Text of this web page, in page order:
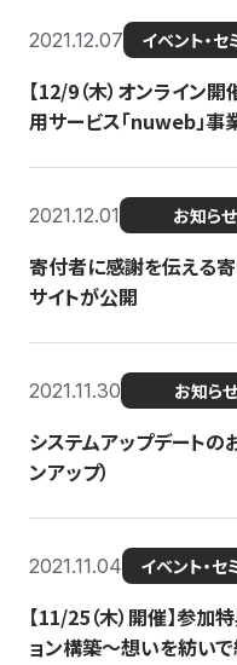
2021.12.07 イベント・セ
【12/9（木）オンライン
用サービス「nuweb」事
2021.12.01 お知らせ
寄付者に感謝を伝える
サイトが公開
2021.11.30 お知らせ
システムアップデートの
ンアップ）
2021.11.04 イベント・セ
【11/25（木）開催】参加
ョン構築〜想いを紡い